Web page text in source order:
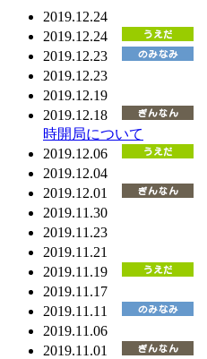
2019.12.24
2019.12.24
2019.12.23
2019.12.23
2019.12.19
2019.12.18
時開局について
2019.12.06
2019.12.04
2019.12.01
2019.11.30
2019.11.23
2019.11.21
2019.11.19
2019.11.17
2019.11.11
2019.11.06
2019.11.01